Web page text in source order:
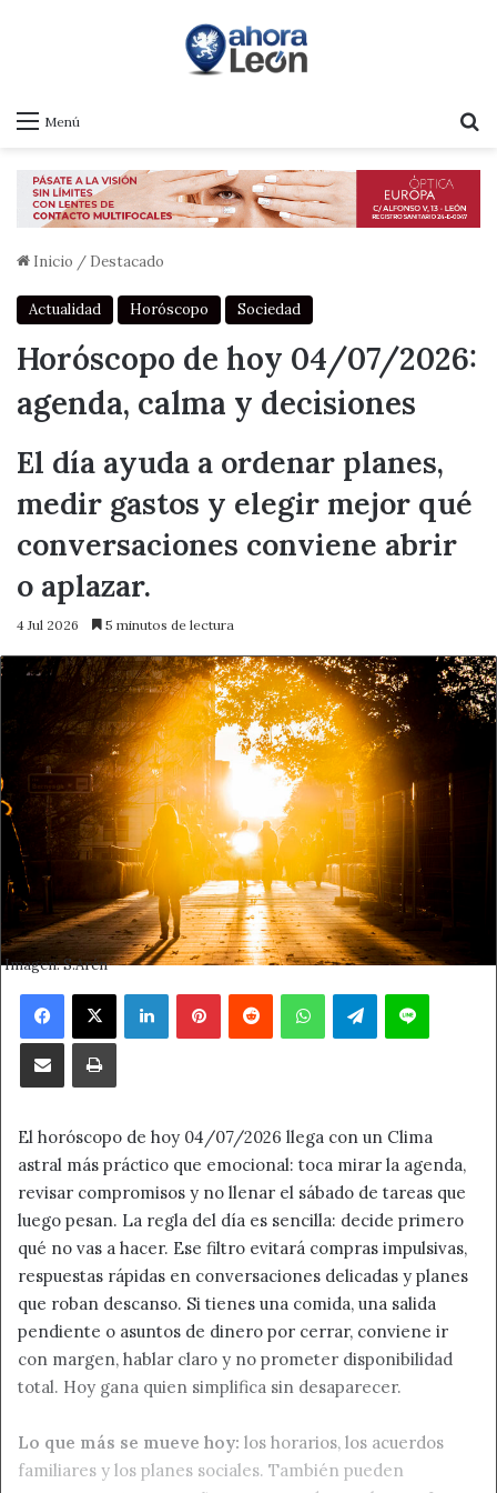
Menú
Inicio / Destacado
Actualidad Horóscopo Sociedad
Horóscopo de hoy 04/07/2026:
agenda, calma y decisiones
El día ayuda a ordenar planes,
medir gastos y elegir mejor qué
conversaciones conviene abrir
o aplazar.
4 Jul 2026 5 minutos de lectura
Imagen: S.Arén
Facebook
X LinkedInPinterestReddit WhatsAppTelegramLine
Compartir por correo electrónicoImprimir
El horóscopo de hoy 04/07/2026 llega con un Clima
astral más práctico que emocional: toca mirar la agenda,
revisar compromisos y no llenar el sábado de tareas que
luego pesan. La regla del día es sencilla: decide primero
qué no vas a hacer. Ese filtro evitará compras impulsivas,
respuestas rápidas en conversaciones delicadas y planes
que roban descanso. Si tienes una comida, una salida
pendiente o asuntos de dinero por cerrar, conviene ir
con margen, hablar claro y no prometer disponibilidad
total. Hoy gana quien simplifica sin desaparecer.
Lo que más se mueve hoy: los horarios, los acuerdos
familiares y los planes sociales. También pueden